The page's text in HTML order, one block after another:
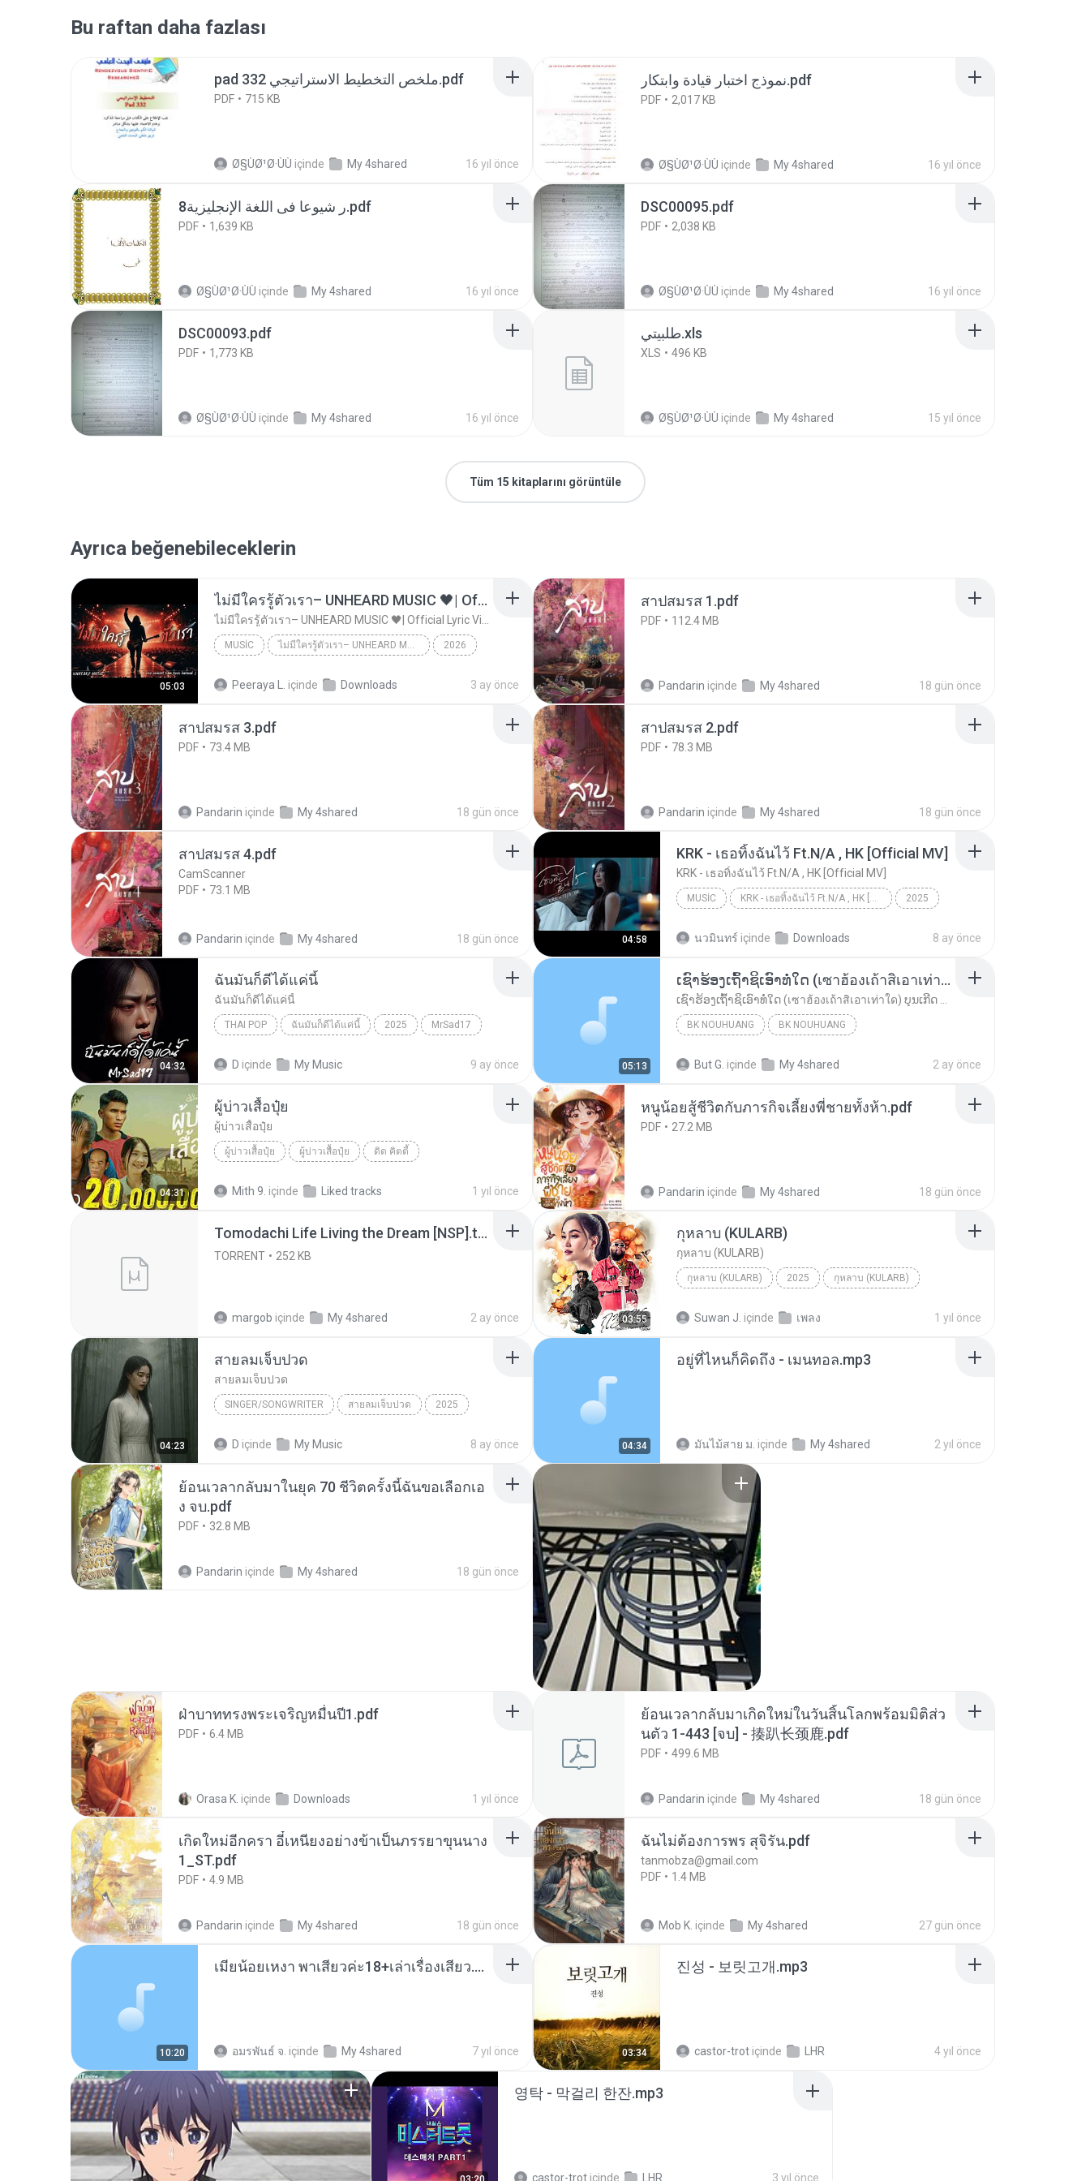
Bu raftan daha fazlası
pad 332 ملخص التخطيط الاستراتيجي.pdf
PDF 715 KB
Ø§ÙØ¹Ø·ÙÙ içinde My 4shared 16 yıl önce
نموذج اختبار قيادة وابتكار.pdf
PDF 2,017 KB
Ø§ÙØ¹Ø·ÙÙ içinde My 4shared 16 yıl önce
8ر شيوعا فى اللغة الإنجليزية.pdf
PDF 1,639 KB
Ø§ÙØ¹Ø·ÙÙ içinde My 4shared 16 yıl önce
DSC00095.pdf
PDF 2,038 KB
Ø§ÙØ¹Ø·ÙÙ içinde My 4shared 16 yıl önce
DSC00093.pdf
PDF 1,773 KB
Ø§ÙØ¹Ø·ÙÙ içinde My 4shared 16 yıl önce
طلبيتي.xls
XLS 496 KB
Ø§ÙØ¹Ø·ÙÙ içinde My 4shared 15 yıl önce
Tüm 15 kitaplarını görüntüle
Ayrıca beğenebileceklerin
05:03
ไม่มีใครรู้ตัวเรา– UNHEARD MUSIC 🖤| Official Lyric Video | เพลงสู้ชีวิต
MUSIC ไม่มีใครรู้ตัวเรา– UNHEARD MUSIC 🖤| Official Lyric Video | เพลงสู้ชีวิต 2026
Peeraya L. içinde Downloads 3 ay önce
สาปสมรส 1.pdf
PDF 112.4 MB
Pandarin içinde My 4shared 18 gün önce
สาปสมรส 3.pdf
PDF 73.4 MB
Pandarin içinde My 4shared 18 gün önce
สาปสมรส 2.pdf
PDF 78.3 MB
Pandarin içinde My 4shared 18 gün önce
สาปสมรส 4.pdf
CamScanner
PDF
73.1 MB
Pandarin içinde My 4shared 18 gün önce 04:58
KRK - เธอทิ้งฉันไว้ Ft.N/A , HK [Official MV]
KRK - เธอทิ้งฉันไว้ Ft.N/A , HK [Official MV]
MUSIC KRK - เธอทิ้งฉันไว้ Ft.N/A , HK [Official MV] 2025
นวมินทร์ içinde Downloads 8 ay önce
04:32
ฉันมันก็ดีได้แค่นี้
ฉันมันก็ดีได้แค่นี้
THAI POP ฉันมันก็ดีได้แค่นี้ 2025 MrSad17
D içinde My Music 9 ay önce 05:13
ເຊົາຮ້ອງເຖົ້າຊິເອົາທໍ່ໃດ (เซาฮ้องเถ้าสิเอาเท่าใด) ບຸນເກີດ ຫນູຫ່ວງ ft. ໂສພາ ຈຸນທະລາ
BK NOUHUANG BK NOUHUANG
But G. içinde My 4shared 2 ay önce
04:31
ผู้บ่าวเสื้อปุ๋ย
ผู้บ่าวเสื้อปุ๋ย
ผู้บ่าวเสื้อปุ๋ย ผู้บ่าวเสื้อปุ๋ย ดิด คิตตี้
Mith 9. içinde Liked tracks 1 yıl önce
หนูน้อยสู้ชีวิตกับภารกิจเลี้ยงพี่ชายทั้งห้า.pdf
PDF 27.2 MB
Pandarin içinde My 4shared 18 gün önce
Tomodachi Life Living the Dream [NSP].torrent
TORRENT 252 KB
margob içinde My 4shared 2 ay önce 03:55
กุหลาบ (KULARB)
กุหลาบ (KULARB)
กุหลาบ (KULARB) 2025 กุหลาบ (KULARB)
Suwan J. içinde เพลง 1 yıl önce
04:23
สายลมเจ็บปวด
สายลมเจ็บปวด
SINGER/SONGWRITER สายลมเจ็บปวด 2025
D içinde My Music 8 ay önce 04:34
อยู่ที่ไหนก็คิดถึง - เมนทอล.mp3
มันไม้สาย ม. içinde My 4shared 2 yıl önce
ย้อนเวลากลับมาในยุค 70 ชีวิตครั้งนี้ฉันขอเลือกเอ
ง จบ.pdf
PDF 32.8 MB
Pandarin içinde My 4shared 18 gün önce
ฝ่าบาททรงพระเจริญหมื่นปี1.pdf
PDF 6.4 MB
Orasa K. içinde Downloads 1 yıl önce
ย้อนเวลากลับมาเกิดใหม่ในวันสิ้นโลกพร้อมมิติส่ว
นตัว 1-443 [จบ] - 揍趴长颈鹿.pdf
PDF 499.6 MB
Pandarin içinde My 4shared 18 gün önce
เกิดใหม่อีกครา อี๋เหนียงอย่างข้าเป็นภรรยาขุนนาง
1_ST.pdf
PDF 4.9 MB
Pandarin içinde My 4shared 18 gün önce
ฉันไม่ต้องการพร สุจิรัน.pdf
tanmobza@gmail.com
PDF
1.4 MB
Mob K. içinde My 4shared 27 gün önce
10:20
เมียน้อยเหงา พาเสียวค่ะ18+เล่าเรื่องเสียว.mp3
อมรพันธ์ จ. içinde My 4shared 7 yıl önce 03:34
진성 - 보릿고개.mp3
castor-trot içinde LHR 4 yıl önce
영탁 - 막걸리 한잔.mp3
castor-trot içinde LHR 3 yıl önce